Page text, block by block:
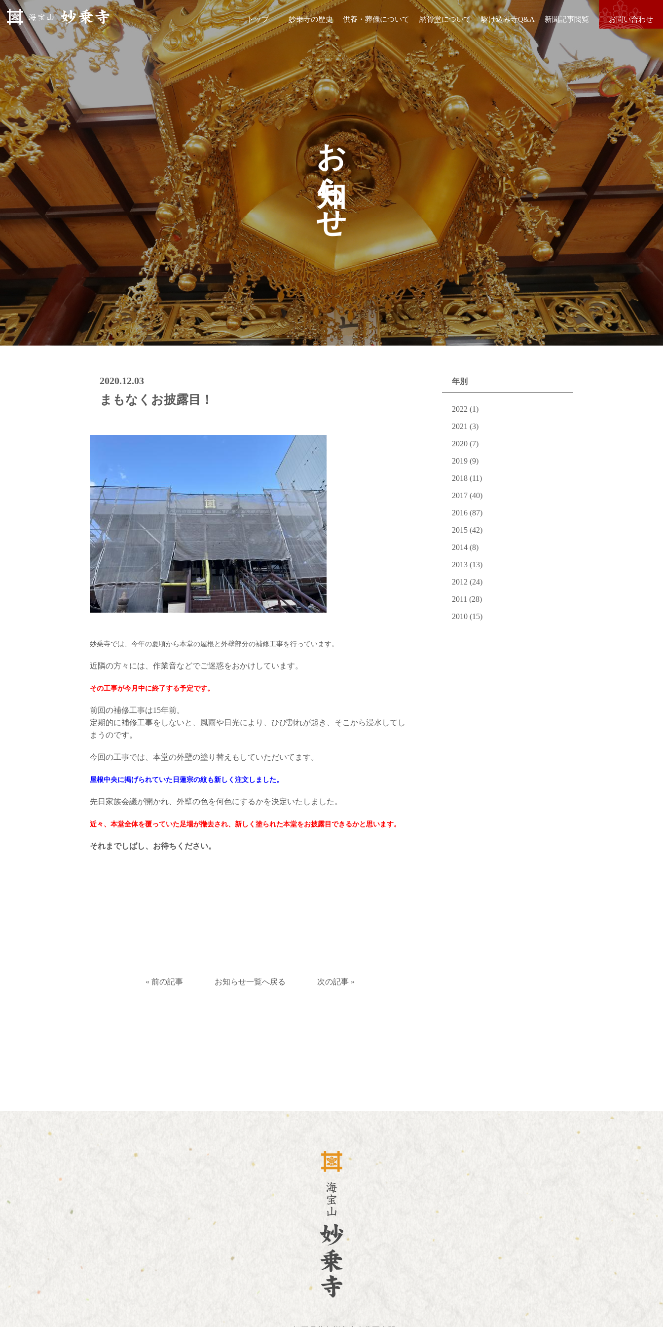
トップ 妙乗寺の歴史 供養・葬儀について 納骨堂について 駆け込み寺Q&A 新聞記事閲覧 お問い合わせ
お知らせ
2020.12.03
まもなくお披露目！
妙乗寺では、今年の夏頃から本堂の屋根と外壁部分の補修工事を行っています。
近隣の方々には、作業音などでご迷惑をおかけしています。
その工事が今月中に終了する予定です。
前回の補修工事は15年前。
定期的に補修工事をしないと、風雨や日光により、ひび割れが起き、そこから浸水してし
まうのです。
今回の工事では、本堂の外壁の塗り替えもしていただいてます。
屋根中央に掲げられていた日蓮宗の紋も新しく注文しました。
先日家族会議が開かれ、外壁の色を何色にするかを決定いたしました。
近々、本堂全体を覆っていた足場が撤去され、新しく塗られた本堂をお披露目できるかと思います。
それまでしばし、お待ちください。
« 前の記事 お知らせ一覧へ戻る 次の記事 »
年別
2022 (1)
2021 (3)
2020 (7)
2019 (9)
2018 (11)
2017 (40)
2016 (87)
2015 (42)
2014 (8)
2013 (13)
2012 (24)
2011 (28)
2010 (15)